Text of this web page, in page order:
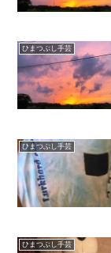
ひまつぶし手芸
ひまつぶし手芸
ひまつぶし手芸